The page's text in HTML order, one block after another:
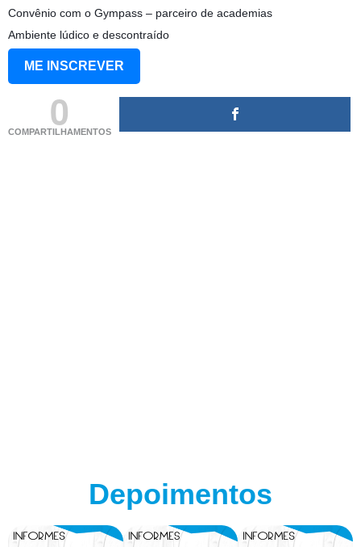
Convênio com o Gympass – parceiro de academias
Ambiente lúdico e descontraído
ME INSCREVER
0
COMPARTILHAMENTOS
Depoimentos